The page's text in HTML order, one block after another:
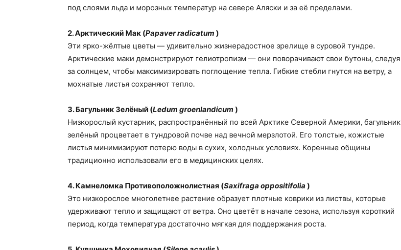
под слоями льда и морозных температур на севере Аляски и за её пределами.
2. Арктический Мак (Papaver radicatum )
Эти ярко-жёлтые цветы — удивительно жизнерадостное зрелище в суровой тундре.
Арктические маки демонстрируют гелиотропизм — они поворачивают свои бутоны, следуя
за солнцем, чтобы максимизировать поглощение тепла. Гибкие стебли гнутся на ветру, а
мохнатые листья сохраняют тепло.
3. Багульник Зелёный (Ledum groenlandicum )
Низкорослый кустарник, распространённый по всей Арктике Северной Америки, багульник
зелёный процветает в тундровой почве над вечной мерзлотой. Его толстые, кожистые
листья минимизируют потерю воды в сухих, холодных условиях. Коренные общины
традиционно использовали его в медицинских целях.
4. Камнеломка Противоположнолистная (Saxifraga oppositifolia )
Это низкорослое многолетнее растение образует плотные коврики из листвы, которые
удерживают тепло и защищают от ветра. Оно цветёт в начале сезона, используя короткий
период, когда температура достаточно мягкая для поддержания роста.